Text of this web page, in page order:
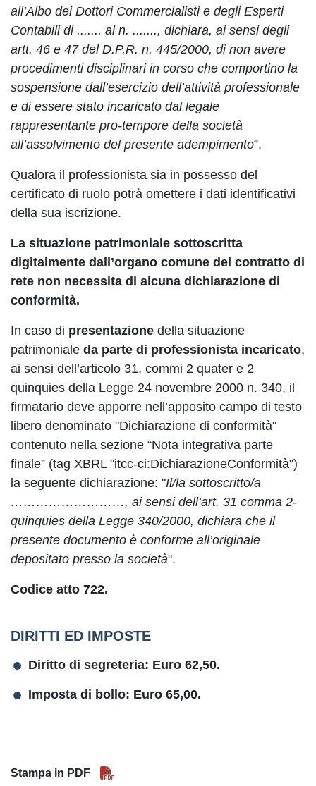
all’Albo dei Dottori Commercialisti e degli Esperti
Contabili di ....... al n. ......., dichiara, ai sensi degli
artt. 46 e 47 del D.P.R. n. 445/2000, di non avere
procedimenti disciplinari in corso che comportino la
sospensione dall’esercizio dell’attività professionale
e di essere stato incaricato dal legale
rappresentante pro-tempore della società
all’assolvimento del presente adempimento”.
Qualora il professionista sia in possesso del
certificato di ruolo potrà omettere i dati identificativi
della sua iscrizione.
La situazione patrimoniale sottoscritta
digitalmente dall’organo comune del contratto di
rete non necessita di alcuna dichiarazione di
conformità.
In caso di presentazione della situazione
patrimoniale da parte di professionista incaricato,
ai sensi dell’articolo 31, commi 2 quater e 2
quinquies della Legge 24 novembre 2000 n. 340, il
firmatario deve apporre nell’apposito campo di testo
libero denominato "Dichiarazione di conformità"
contenuto nella sezione “Nota integrativa parte
finale” (tag XBRL "itcc-ci:DichiarazioneConformità")
la seguente dichiarazione: "Il/la sottoscritto/a
………………………, ai sensi dell’art. 31 comma 2-
quinquies della Legge 340/2000, dichiara che il
presente documento è conforme all’originale
depositato presso la società".
Codice atto 722.
DIRITTI ED IMPOSTE
Diritto di segreteria: Euro 62,50.
Imposta di bollo: Euro 65,00.
Stampa in PDF